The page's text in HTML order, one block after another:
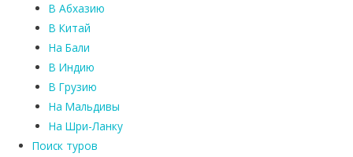
В Абхазию
В Китай
На Бали
В Индию
В Грузию
На Мальдивы
На Шри-Ланку
Поиск туров